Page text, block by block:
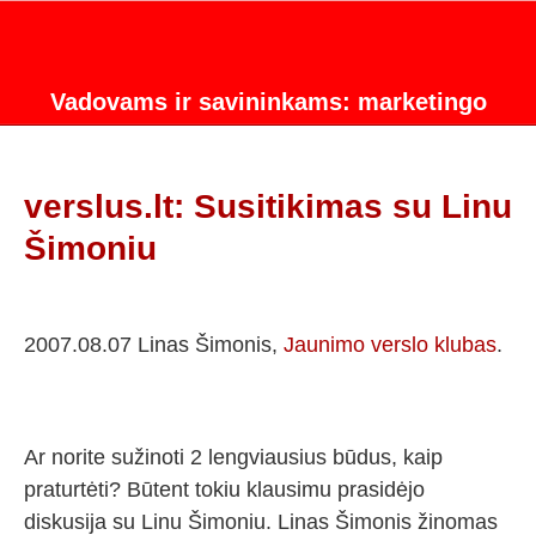
Vadovams ir savininkams: marketingo
verslus.lt: Susitikimas su Linu
Šimoniu
2007.08.07 Linas Šimonis, Jaunimo verslo klubas.
Ar norite sužinoti 2 lengviausius būdus, kaip
praturtėti? Būtent tokiu klausimu prasidėjo
diskusija su Linu Šimoniu. Linas Šimonis žinomas